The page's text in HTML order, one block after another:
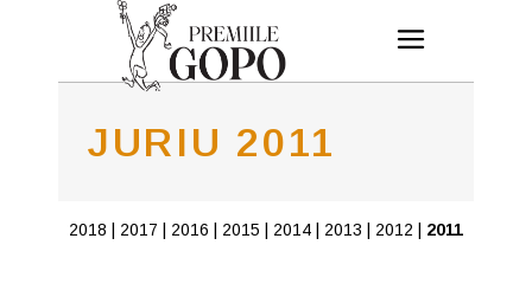
JURIU 2011
2018 2017 2016 2015 2014 2013 2012 2011